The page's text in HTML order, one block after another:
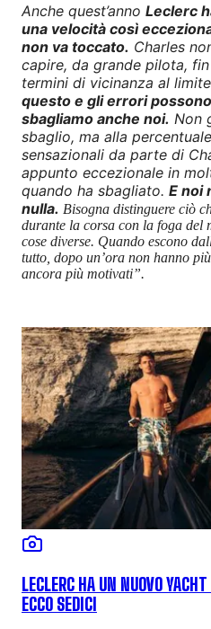
Anche quest’anno Leclerc
una velocità così
non va toccato. Charles
capire, da grande pilota,
termini di vicinanza al
questo e gli errori
sbagliamo anche noi. Non
sbaglio, ma alla
sensazionali da parte di
appunto eccezionale in
quando ha sbagliato. E noi
nulla. Bisogna distinguere ciò
durante la corsa con la foga del
cose diverse. Quando escono
tutto, dopo un’ora non hanno
ancora più motivati”.
LECLERC HA UN NUOVO
ECCO SEDICI